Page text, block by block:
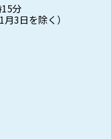
分
3日を除く）